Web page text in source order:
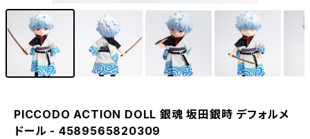
PICCODO ACTION DOLL 銀魂 坂田銀時 デフォルメ
ドール - 4589565820309